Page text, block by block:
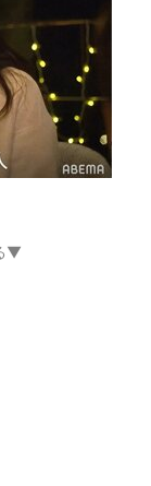
▼